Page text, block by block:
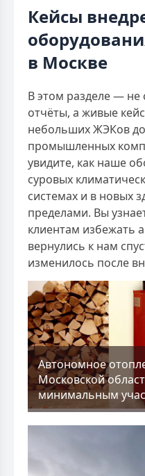
Кейсы
в Москве
В этом разделе — не
отчёты, а живые
небольших ЖЭКов
промышленных
увидите, как наше
суровых
системах и в новых
пределами. Вы
клиентам избежать
вернулись к нам
изменилось после
Aвтономное
Московской
минимальным